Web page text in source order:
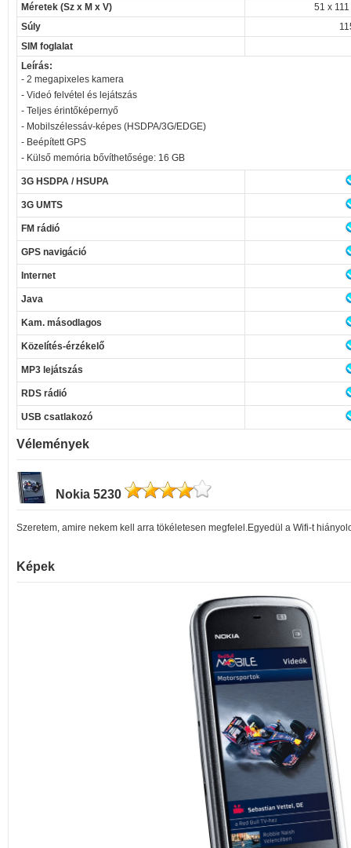
Méretek (Sz x M x V)
51 x
Súly
SIM foglalat
Leírás:
- 2 megapixeles kamera
- Videó felvétel és lejátszás
- Teljes érintőképernyő
- Mobilszélessáv-képes (HSDPA/3G/EDGE)
- Beépített GPS
- Külső memória bővíthetősége: 16 GB
3G HSDPA / HSUPA
3G UMTS
FM rádió
GPS navigáció
Internet
Java
Kam. másodlagos
Közelítés-érzékelő
MP3 lejátszás
RDS rádió
USB csatlakozó
Vélemények
Nokia 5230
Szeretem, amire nekem kell arra tökéletesen megfelel.Egyedül a Wifi-t
Képek